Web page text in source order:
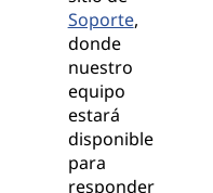
Soporte,
donde
nuestro
equipo
estará
disponible
para
responder